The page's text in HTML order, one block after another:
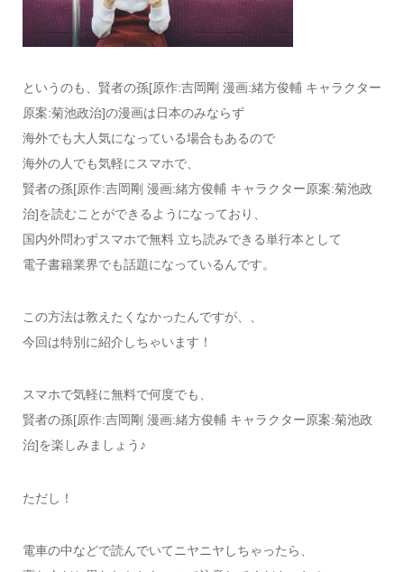
というのも、賢者の孫[原作:吉岡剛 漫画:緒方俊輔 キャラクター
原案:菊池政治]の漫画は日本のみならず
海外でも大人気になっている場合もあるので
海外の人でも気軽にスマホで、
賢者の孫[原作:吉岡剛 漫画:緒方俊輔 キャラクター原案:菊池政
治]を読むことができるようになっており、
国内外問わずスマホで無料 立ち読みできる単行本として
電子書籍業界でも話題になっているんです。
この方法は教えたくなかったんですが、、
今回は特別に紹介しちゃいます！
スマホで気軽に無料で何度でも、
賢者の孫[原作:吉岡剛 漫画:緒方俊輔 キャラクター原案:菊池政
治]を楽しみましょう♪
ただし！
電車の中などで読んでいてニヤニヤしちゃったら、